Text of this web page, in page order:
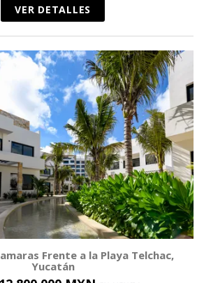
VER DETALLES
Frente a la Playa Telchac,
Yucatán